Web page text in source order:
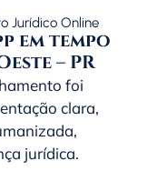
Jurídico Online
em tempo
– PR
foi
clara,
jurídica.